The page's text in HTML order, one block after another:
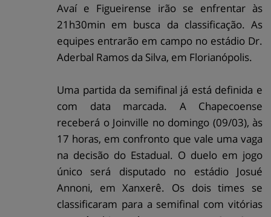
Avaí e Figueirense irão se enfrentar às
21h30min em busca da classificação. As
equipes entrarão em campo no estádio Dr.
Aderbal Ramos da Silva, em Florianópolis.
Uma partida da semifinal já está definida e
com data marcada. A Chapecoense
receberá o Joinville no domingo (09/03), às
17 horas, em confronto que vale uma vaga
na decisão do Estadual. O duelo em jogo
único será disputado no estádio Josué
Annoni, em Xanxerê. Os dois times se
classificaram para a semifinal com vitórias